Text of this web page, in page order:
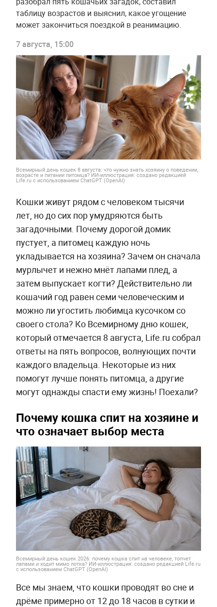
таблицу возрастов и выяснил, какое угощение
может закончиться поездкой в реанимацию.
7 августа, 15:00
Всемирный день кошек 8 августа: что нужно знать хозяину о поведении,
возрасте и питании питомца? ИИ-иллюстрация: создано редакцией
Life.ru с использованием ChatGPT (OpenAI)
Кошки живут рядом с человеком тысячи
лет, но до сих пор умудряются быть
загадочными. Почему дорогой домик
пустует, а питомец каждую ночь
укладывается на хозяина? Зачем он сначала
мурлычет и нежно мнёт лапами плед, а
затем выпускает когти? Действительно ли
кошачий год равен семи человеческим и
можно ли угостить любимца кусочком со
своего стола? Ко Всемирному дню кошек,
который отмечается 8 августа, Life.ru собрал
ответы на пять вопросов, волнующих почти
каждого владельца. Некоторые из них
помогут лучше понять питомца, а другие
могут однажды спасти ему жизнь! Поехали?
Почему кошка спит на хозяине и
что означает выбор места
Всемирный день кошек 2026: почему кошка спит на человеке, топчет
лапами и ходит мимо лотка? ИИ-иллюстрация: создано редакцией Life.ru
с использованием ChatGPT (OpenAI)
Все мы знаем, что кошки проводят во сне и
дрёме примерно от 12 до 18 часов в сутки и